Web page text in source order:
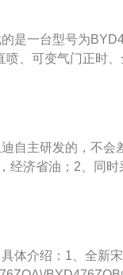
的需求量也增长了
都是非常高的，感
览无余。横向大嘴
如龙须的镀铬亮饰
式跃动格栅，美不
能非常全面，常用
维修和油耗方面，
是一台型号为
喷、可变气门正时
的造型设计，中网
动双色运动轮圈以
它较高的档次，而
。中控面板上的
开放式智能网联系统
（154Ps）/
研发的6速湿式双
挂采用了同级别
自主研发的，不会
经济省油；2、同时
了发动机的稳定性
体介绍：1、全新